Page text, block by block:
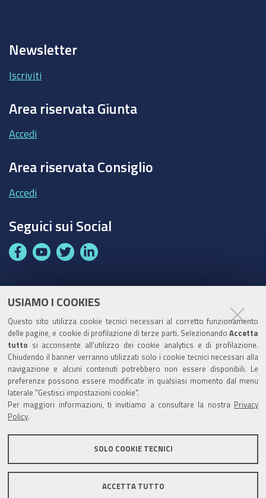
USIAMO I COOKIES
Questo sito utilizza cookie tecnici necessari al corretto funzionamento
delle pagine, e cookie di profilazione di terze parti. Selezionando Accetta
tutto si acconsente all’utilizzo dei cookie analytics e di profilazione.
Chiudendo il banner verranno utilizzati solo i cookie tecnici necessari alla
navigazione e alcuni contenuti potrebbero non essere disponibili. Le
preferenze possono essere modificate in qualsiasi momento dal menu
laterale "Gestisci impostazioni cookie".
Per maggiori informazioni, ti invitiamo a consultare la nostra
Privacy
Policy
SOLO COOKIE TECNICI
ACCETTA TUTTO
Newsletter
Iscriviti
Area riservata Giunta
Accedi
Area riservata Consiglio
Accedi
Seguici sui Social
F
e
o
o
k
Y
t
b
e
T
t
e
r
L
k
d
I
n
Codice Univoco Ufficio:UF1SDE
I soggetti privati potranno effettuare i pagamenti
tramite PagoPA con Modalità diretta o con Avviso di
pagamento al seguente linkPaga con PagoPA
Codice IBAN per le pubbliche amministrazioni
Banca D’Italia: IT96Z0100004306TU0000007079